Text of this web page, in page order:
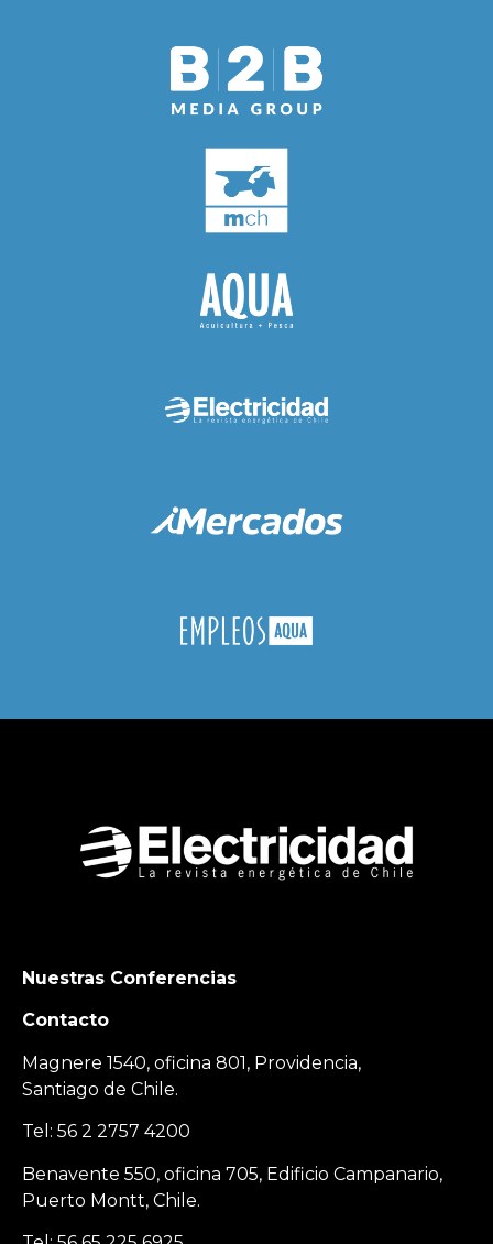
Nuestras Conferencias
Contacto
Magnere 1540, oficina 801, Providencia,
Santiago de Chile.
Tel: 56 2 2757 4200
Benavente 550, oficina 705, Edificio Campanario,
Puerto Montt, Chile.